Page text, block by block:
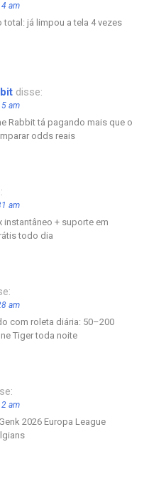
am
total: já limpou a tela 4 vezes
disse:
am
Rabbit tá pagando mais que o
odds reais
am
instantâneo + suporte em
todo dia
am
com roleta diária: 50–200
Tiger toda noite
am
2026 Europa League